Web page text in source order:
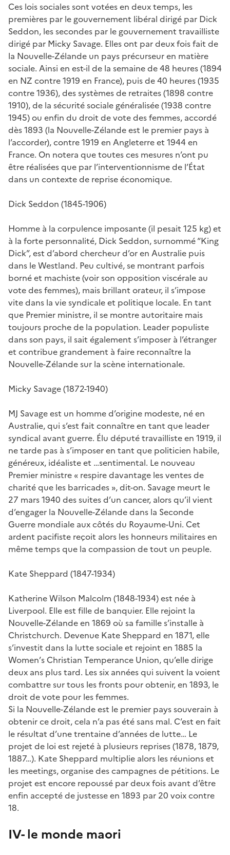
Ces lois sociales sont votées en deux temps, les
premières par le gouvernement libéral dirigé par Dick
Seddon, les secondes par le gouvernement travailliste
dirigé par Micky Savage. Elles ont par deux fois fait de
la Nouvelle-Zélande un pays précurseur en matière
sociale. Ainsi en est-il de la semaine de 48 heures (1894
en NZ contre 1919 en France), puis de 40 heures (1935
contre 1936), des systèmes de retraites (1898 contre
1910), de la sécurité sociale généralisée (1938 contre
1945) ou enfin du droit de vote des femmes, accordé
dès 1893 (la Nouvelle-Zélande est le premier pays à
l’accorder), contre 1919 en Angleterre et 1944 en
France. On notera que toutes ces mesures n’ont pu
être réalisées que par l’interventionnisme de l’État
dans un contexte de reprise économique.
Dick Seddon (1845-1906)
Homme à la corpulence imposante (il pesait 125 kg) et
à la forte personnalité, Dick Seddon, surnommé “King
Dick”, est d’abord chercheur d’or en Australie puis
dans le Westland. Peu cultivé, se montrant parfois
borné et machiste (voir son opposition viscérale au
vote des femmes), mais brillant orateur, il s’impose
vite dans la vie syndicale et politique locale. En tant
que Premier ministre, il se montre autoritaire mais
toujours proche de la population. Leader populiste
dans son pays, il sait également s’imposer à l’étranger
et contribue grandement à faire reconnaître la
Nouvelle-Zélande sur la scène internationale.
Micky Savage (1872-1940)
MJ Savage est un homme d’origine modeste, né en
Australie, qui s’est fait connaître en tant que leader
syndical avant guerre. Élu député travailliste en 1919, il
ne tarde pas à s’imposer en tant que politicien habile,
généreux, idéaliste et …sentimental. Le nouveau
Premier ministre « respire davantage les ventes de
charité que les barricades », dit-on. Savage meurt le
27 mars 1940 des suites d’un cancer, alors qu’il vient
d’engager la Nouvelle-Zélande dans la Seconde
Guerre mondiale aux côtés du Royaume-Uni. Cet
ardent pacifiste reçoit alors les honneurs militaires en
même temps que la compassion de tout un peuple.
Kate Sheppard (1847-1934)
Katherine Wilson Malcolm (1848-1934) est née à
Liverpool. Elle est fille de banquier. Elle rejoint la
Nouvelle-Zélande en 1869 où sa famille s’installe à
Christchurch. Devenue Kate Sheppard en 1871, elle
s’investit dans la lutte sociale et rejoint en 1885 la
Women’s Christian Temperance Union, qu’elle dirige
deux ans plus tard. Les six années qui suivent la voient
combattre sur tous les fronts pour obtenir, en 1893, le
droit de vote pour les femmes.
Si la Nouvelle-Zélande est le premier pays souverain à
obtenir ce droit, cela n’a pas été sans mal. C’est en fait
le résultat d’une trentaine d’années de lutte… Le
projet de loi est rejeté à plusieurs reprises (1878, 1879,
1887…). Kate Sheppard multiplie alors les réunions et
les meetings, organise des campagnes de pétitions. Le
projet est encore repoussé par deux fois avant d’être
enfin accepté de justesse en 1893 par 20 voix contre
18.
IV- le monde maori